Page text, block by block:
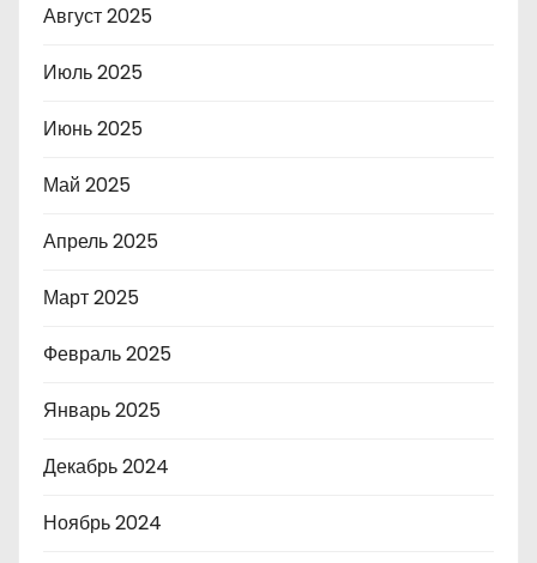
Август 2025
Июль 2025
Июнь 2025
Май 2025
Апрель 2025
Март 2025
Февраль 2025
Январь 2025
Декабрь 2024
Ноябрь 2024